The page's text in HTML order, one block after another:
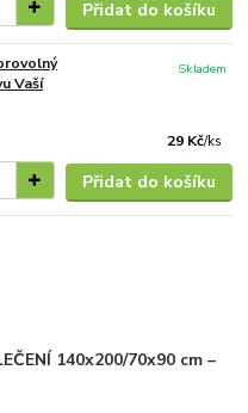
Přidat do košíku
Vaší
29 Kč/ks
Skladem
Přidat do košíku
140x200/70x90 cm –